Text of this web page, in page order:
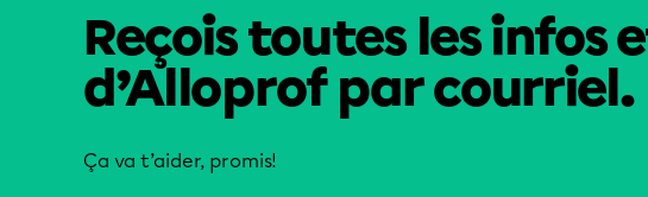
Reçois toutes les infos
d’Alloprof par courriel.
Ça va t’aider, promis!